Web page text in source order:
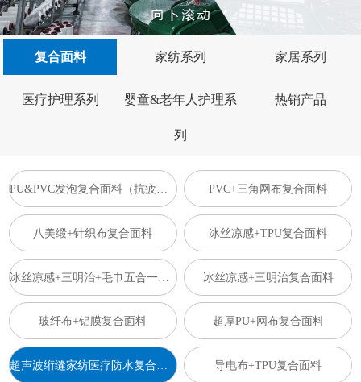
复合面料 家纺系列 家居系列
医疗护理系列 婴童&老年人护理系
列
热销产品
PU&PVC发泡复合面料（抗疲劳垫） PVC+三角网布复合面料
八美缎+针织布复合面料 冰丝凉感+TPU复合面料
冰丝凉感+三明治复合面料
玻纤布+铝膜复合面料 超厚PU+网布复合面料
导电布+TPU复合面料